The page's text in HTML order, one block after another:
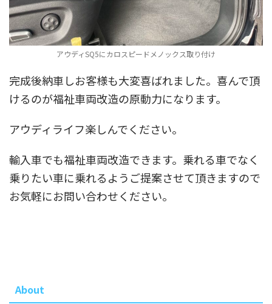
アウディSQ5にカロスピードメノックス取り付け
完成後納車しお客様も大変喜ばれました。喜んで頂
けるのが福祉車両改造の原動力になります。
アウディライフ楽しんでください。
輸入車でも福祉車両改造できます。乗れる車でなく
乗りたい車に乗れるようご提案させて頂きますので
お気軽にお問い合わせください。
About